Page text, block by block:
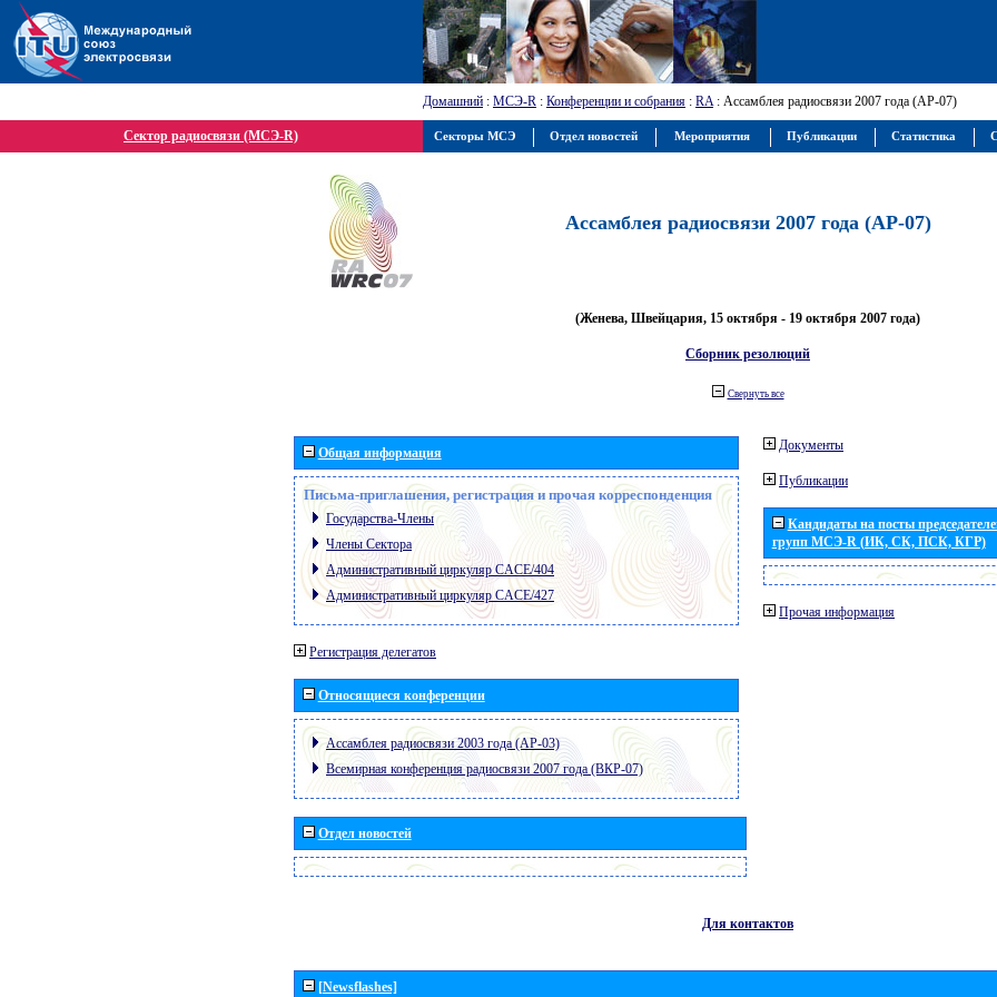
Домашний : МСЭ-R : Конференции и собрания : RA: Ассамблея радиосвязи 2007 года (АР-07)
Сектор радиосвязи (МСЭ-R)
Ассамблея радиосвязи 2007 года (АР-07)
(Женева, Швейцария, 15 октября - 19 октября 2007 года)
Сборник резолюций
Свернуть все
Общая информация
Письма-приглашения, регистрация и прочая корреспонденция
Государства-Члены
Члены Сектора
Административный циркуляр CACE/404
Административный циркуляр CACE/427
Регистрация делегатов
Относящиеся конференции
Ассамблея радиосвязи 2003 года (АР-03)
Всемирная конференция радиосвязи 2007 года (ВКР-07)
Отдел новостей
Документы
Публикации
Кандидаты на посты
групп МСЭ-R (ИК, СК, ПСК, КГР)
Прочая информация
Для контактов
[Newsflashes]
Секторы МСЭ Отдел новостей Мероприятия Публикации Статистика